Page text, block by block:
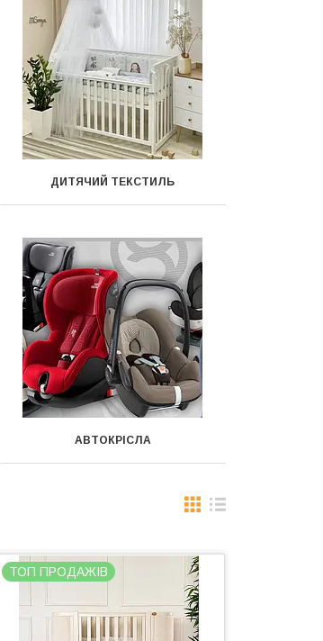
ДИТЯЧИЙ ТЕКСТИЛЬ
АВТОКРІСЛА
ТОП ПРОДАЖІВ